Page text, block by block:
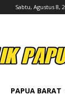
Sabtu, Agustus 8,
PAPUA BARAT